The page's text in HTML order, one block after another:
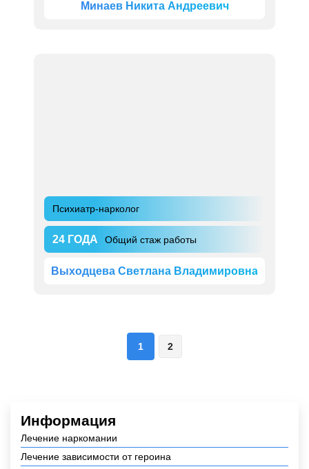
Информация
Лечение наркомании
Лечение зависимости от героина
Минаев Никита Андреевич
Психиатр-нарколог
24 ГОДА Общий стаж работы
Выходцева Светлана Владимировна
1 2